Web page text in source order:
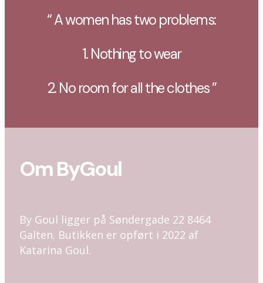
“ A women has two problems:
1. Nothing to wear
2. No room for all the clothes ”
Om ByGoul
By Goul ligger på Søndergade 22 8464
Galten. Butikken er opført i 2022 af
Katarina Goul.